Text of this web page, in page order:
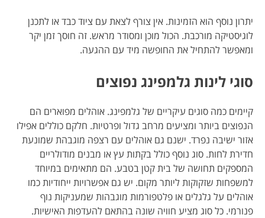
יתרון נוסף הוא הזמינות. אין צורף לצאת עם ציוד כבד או לתכנן
לוגיסטיקה מורכבת. הכול מוכן ומסודר מראש. זה חוסך זמן יקר
ומאפשר להתחיל את החופשה מיד עם ההגעה.
סוגי לינות גלמפינג נפוצים
קיימים כמה סוגים עיקריים של גלמפינג. אוהלים מפוארים הם
הנפוצים ביותר ומציעים מרחב גדול ופרטיות. חלקם כוללים אפילו
אזור ישיבה נפרד. ישנם גם אוהלים עם רצפה מוגבהת שמונעת
חדירת לחות. סוג נוסף כולל בקתות עץ או מבנים מודולריים
המספקים תחושה של בית קטן בטבע. הם מתאימים במיוחד
למשפחות שזקוקות ליותר מקום. יש גם אפשרויות ייחודיות כמו
אוהלים על גלגלים או פלטפורמות מוגבהות שמעניקות נוף
פנורמי. כל סוג מציע חוויה שונה בהתאם להעדפות האישיות.